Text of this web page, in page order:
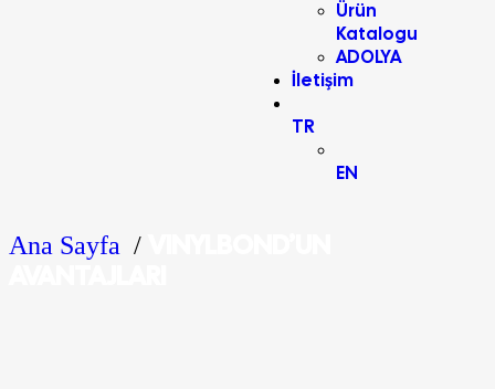
Ürün
Katalogu
ADOLYA
İletişim
TR
EN
Ana Sayfa /